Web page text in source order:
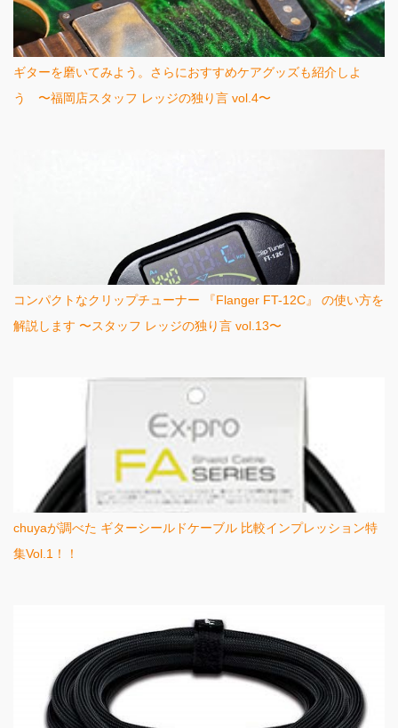
ギターを磨いてみよう。さらにおすすめケアグッズも紹介しよ
う 〜福岡店スタッフ レッジの独り言 vol.4〜
コンパクトなクリップチューナー 『Flanger FT-12C』 の使い方を
解説します 〜スタッフ レッジの独り言 vol.13〜
chuyaが調べた ギターシールドケーブル 比較インプレッション特
集Vol.1！！